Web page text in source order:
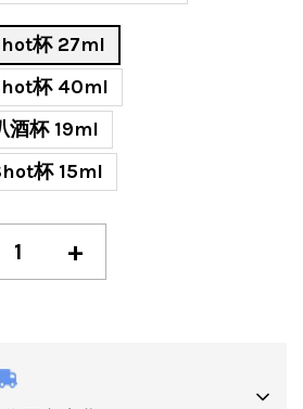
杯 27ml
杯 40ml
酒杯 19ml
杯 15ml
+